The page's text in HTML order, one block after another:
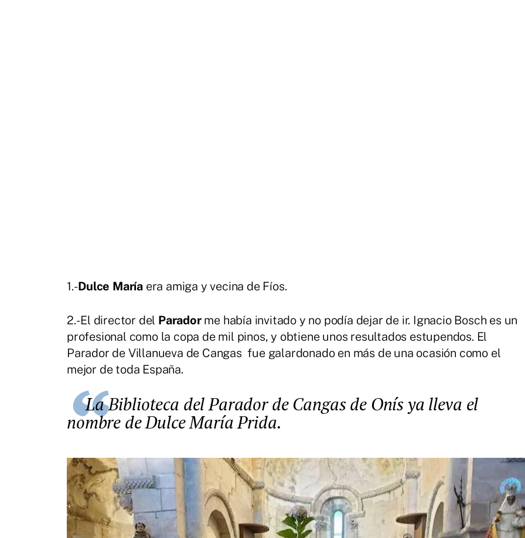
1.-Dulce María era amiga y vecina de Fíos.
2.- El director del Parador me había invitado y no podía dejar de ir. Ignacio Bosch es un
profesional como la copa de mil pinos, y obtiene unos resultados estupendos. El
Parador de Villanueva de Cangas fue galardonado en más de una ocasión como el
mejor de toda España.
La Biblioteca del Parador de Cangas de Onís ya lleva el
nombre de Dulce María Prida.